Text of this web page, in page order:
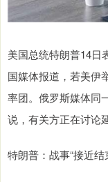
美国总统特朗普14日
国媒体报道，若美伊
率团。俄罗斯媒体同
说，有关方正在讨论
特朗普：战事“接近结